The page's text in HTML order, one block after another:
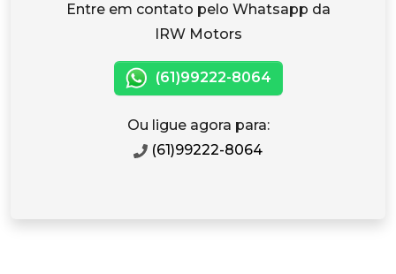
Entre em contato pelo Whatsapp da
IRW Motors
(61)99222-8064
Ou ligue agora para:
(61)99222-8064